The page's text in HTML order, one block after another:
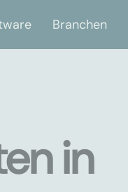
Branchen
in